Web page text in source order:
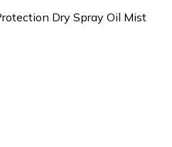
Dry Spray Oil Mist